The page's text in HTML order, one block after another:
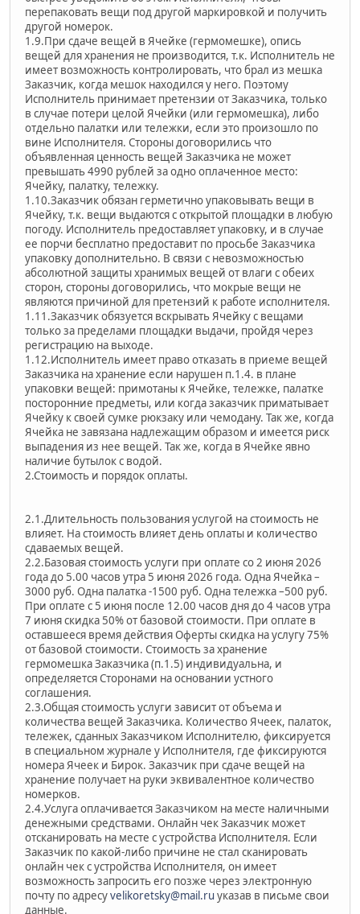
перепаковать вещи под другой маркировкой и получить
другой номерок.
1.9.При сдаче вещей в Ячейке (гермомешке), опись
вещей для хранения не производится, т.к. Исполнитель не
имеет возможность контролировать, что брал из мешка
Заказчик, когда мешок находился у него. Поэтому
Исполнитель принимает претензии от Заказчика, только
в случае потери целой Ячейки (или гермомешка), либо
отдельно палатки или тележки, если это произошло по
вине Исполнителя. Стороны договорились что
объявленная ценность вещей Заказчика не может
превышать 4990 рублей за одно оплаченное место:
Ячейку, палатку, тележку.
1.10.Заказчик обязан герметично упаковывать вещи в
Ячейку, т.к. вещи выдаются с открытой площадки в любую
погоду. Исполнитель предоставляет упаковку, и в случае
ее порчи бесплатно предоставит по просьбе Заказчика
упаковку дополнительно. В связи с невозможностью
абсолютной защиты хранимых вещей от влаги с обеих
сторон, стороны договорились, что мокрые вещи не
являются причиной для претензий к работе исполнителя.
1.11.Заказчик обязуется вскрывать Ячейку с вещами
только за пределами площадки выдачи, пройдя через
регистрацию на выходе.
1.12.Исполнитель имеет право отказать в приеме вещей
Заказчика на хранение если нарушен п.1.4. в плане
упаковки вещей: примотаны к Ячейке, тележке, палатке
посторонние предметы, или когда заказчик приматывает
Ячейку к своей сумке рюкзаку или чемодану. Так же, когда
Ячейка не завязана надлежащим образом и имеется риск
выпадения из нее вещей. Так же, когда в Ячейке явно
наличие бутылок с водой.
2.Стоимость и порядок оплаты.
2.1.Длительность пользования услугой на стоимость не
влияет. На стоимость влияет день оплаты и количество
сдаваемых вещей.
2.2.Базовая стоимость услуги при оплате со 2 июня 2026
года до 5.00 часов утра 5 июня 2026 года. Одна Ячейка –
3000 руб. Одна палатка -1500 руб. Одна тележка –500 руб.
При оплате с 5 июня после 12.00 часов дня до 4 часов утра
7 июня скидка 50% от базовой стоимости. При оплате в
оставшееся время действия Оферты скидка на услугу 75%
от базовой стоимости. Стоимость за хранение
гермомешка Заказчика (п.1.5) индивидуальна, и
определяется Сторонами на основании устного
соглашения.
2.3.Общая стоимость услуги зависит от объема и
количества вещей Заказчика. Количество Ячеек, палаток,
тележек, сданных Заказчиком Исполнителю, фиксируется
в специальном журнале у Исполнителя, где фиксируются
номера Ячеек и Бирок. Заказчик при сдаче вещей на
хранение получает на руки эквивалентное количество
номерков.
2.4.Услуга оплачивается Заказчиком на месте наличными
денежными средствами. Онлайн чек Заказчик может
отсканировать на месте c устройства Исполнителя. Если
Заказчик по какой-либо причине не стал сканировать
онлайн чек с устройства Исполнителя, он имеет
возможность запросить его позже через электронную
почту по адресуvelikoretsky@mail.ru указав в письме свои
данные.